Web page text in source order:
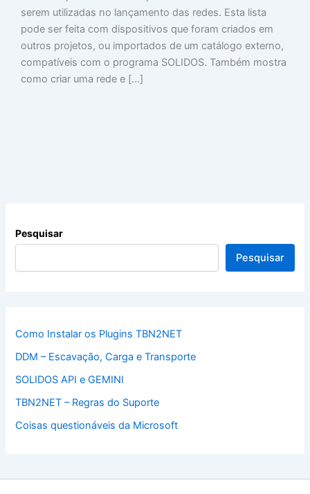
serem utilizadas no lançamento das redes. Esta lista
pode ser feita com dispositivos que foram criados em
outros projetos, ou importados de um catálogo externo,
compatíveis com o programa SOLIDOS. Também mostra
como criar uma rede e […]
Pesquisar
Pesquisar
Como Instalar os Plugins TBN2NET
DDM – Escavação, Carga e Transporte
SOLIDOS API e GEMINI
TBN2NET – Regras do Suporte
Coisas questionáveis da Microsoft